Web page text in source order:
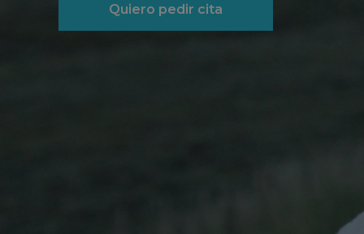
Quiero pedir cita